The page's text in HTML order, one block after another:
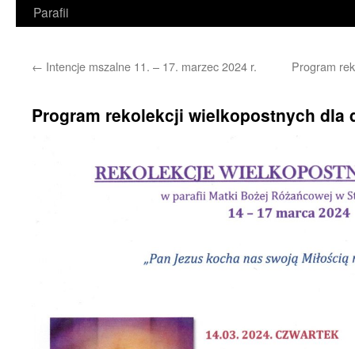
Parafii
← Intencje mszalne 11. – 17. marzec 2024 r. Program
Program rekolekcji wielkopostnych dla